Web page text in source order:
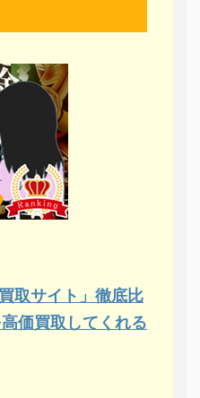
取サイト」徹底比
価買取してくれる